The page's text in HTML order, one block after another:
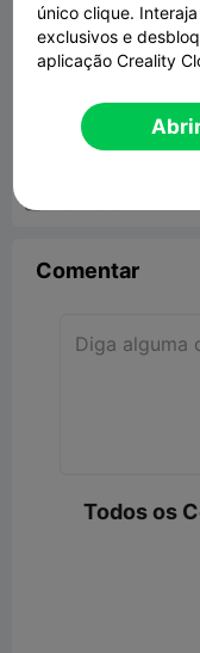
3.53MB

Comentar
Todos os
único clique.
exclusivos e
aplicação Creality